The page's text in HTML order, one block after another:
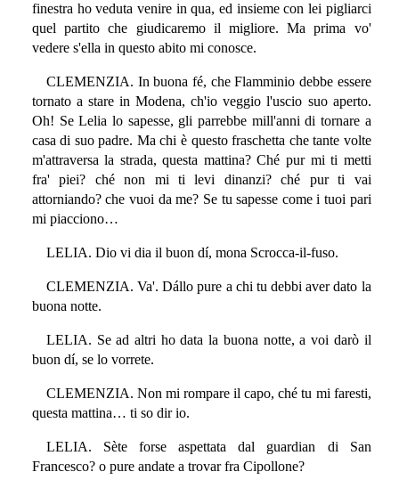
finestra ho veduta venire in qua, ed insieme con lei pigliarci
quel partito che giudicaremo il migliore. Ma prima vo'
vedere s'ella in questo abito mi conosce.
CLEMENZIA. In buona fé, che Flamminio debbe essere
tornato a stare in Modena, ch'io veggio l'uscio suo aperto.
Oh! Se Lelia lo sapesse, gli parrebbe mill'anni di tornare a
casa di suo padre. Ma chi è questo fraschetta che tante volte
m'attraversa la strada, questa mattina? Ché pur mi ti metti
fra' piei? ché non mi ti levi dinanzi? ché pur ti vai
attorniando? che vuoi da me? Se tu sapesse come i tuoi pari
mi piacciono…
LELIA. Dio vi dia il buon dí, mona Scrocca-il-fuso.
CLEMENZIA. Va'. Dállo pure a chi tu debbi aver dato la
buona notte.
LELIA. Se ad altri ho data la buona notte, a voi darò il
buon dí, se lo vorrete.
CLEMENZIA. Non mi rompare il capo, ché tu mi faresti,
questa mattina… ti so dir io.
LELIA. Sète forse aspettata dal guardian di San
Francesco? o pure andate a trovar fra Cipollone?